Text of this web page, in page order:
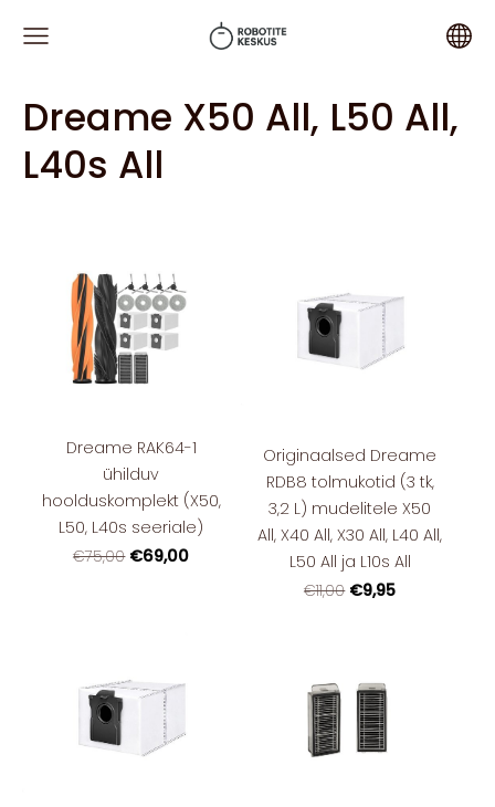
Dreame X50 All, L50 All,
L40s All
Dreame RAK64-1
ühilduv
hoolduskomplekt (X50,
L50, L40s seeriale)
€75,00 €69,00
Originaalsed Dreame
RDB8 tolmukotid (3 tk,
3,2 L) mudelitele X50
All, X40 All, X30 All, L40 All,
L50 All ja L10s All
€11,00 €9,95